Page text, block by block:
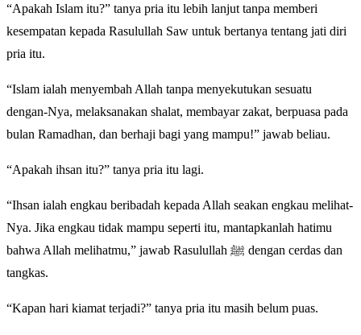
“Apakah Islam itu?” tanya pria itu lebih lanjut tanpa memberi
kesempatan kepada Rasulullah Saw untuk bertanya tentang jati diri
pria itu.
“Islam ialah menyembah Allah tanpa menyekutukan sesuatu
dengan-Nya, melaksanakan shalat, membayar zakat, berpuasa pada
bulan Ramadhan, dan berhaji bagi yang mampu!” jawab beliau.
“Apakah ihsan itu?” tanya pria itu lagi.
“Ihsan ialah engkau beribadah kepada Allah seakan engkau melihat-
Nya. Jika engkau tidak mampu seperti itu, mantapkanlah hatimu
bahwa Allah melihatmu,” jawab Rasulullah ﷺ dengan cerdas dan
tangkas.
“Kapan hari kiamat terjadi?” tanya pria itu masih belum puas.